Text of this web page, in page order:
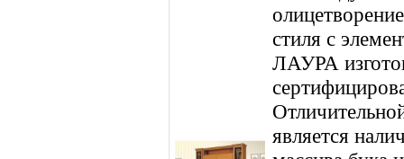
стиля с
ЛАУРА
является